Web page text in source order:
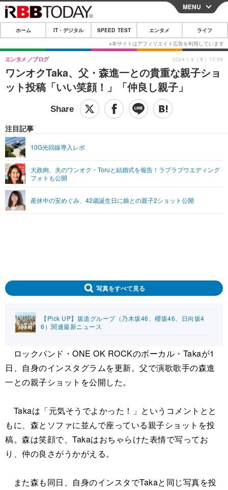
CLOSE
ホーム
IT・デジタル
IT・デジタルTOP スマートフォン
その他
SPEED TEST
映画・ドラマ
グラビア
ショッピング その他
ライフTOP
その他
リリース一覧
プッシュ通知の停止方法
MENU
ホーム IT・デジタル SPEED TEST エンタメ ライフ
ワンオクTaka、父・森進一との貴重な親子ショ
ット投稿「いい笑顔！」「仲良し親子」
エンタメ ブログ
注目記事
10G光回線導入レポ
大政絢、夫のワンオク・Toruと結婚式を報告！ラブラブウエディング
フォトも公開
産休中の安めぐみ、42歳誕生日に娘との親子2ショット公開
2024.1.4（木）17:59
写真をすべて見る
【Pick UP】坂道グループ（乃木坂46、櫻坂46、日向坂4
6）関連最新ニュース
ロックバンド・ONE OK ROCKのボーカル・Takaが1
日、自身のインスタグラムを更新。父で演歌歌手の森進
一との親子ショットを公開した。
Takaは「元気そうでよかった！」というコメントとと
もに、森とソファに並んで座っている親子ショットを投
稿。森は笑顔で、Takaはおちゃらけた表情で写ってお
り、仲の良さがうかがえる。
また森も同日、自身のインスタでTakaと同じ写真を投